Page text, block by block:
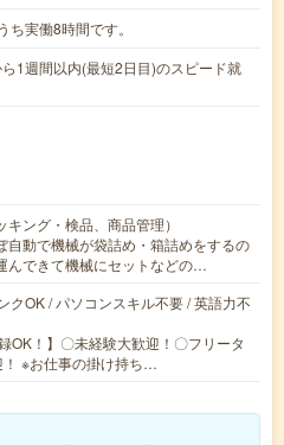
実働8時間です。
1週間以内(最短2日目)のスピード就
ング・検品、商品管理）
自動で機械が袋詰め・箱詰めをするの
んできて機械にセットなどの…
クOK / パソコンスキル不要 / 英語力不
OK！】〇未経験大歓迎！〇フリータ
※お仕事の掛け持ち…